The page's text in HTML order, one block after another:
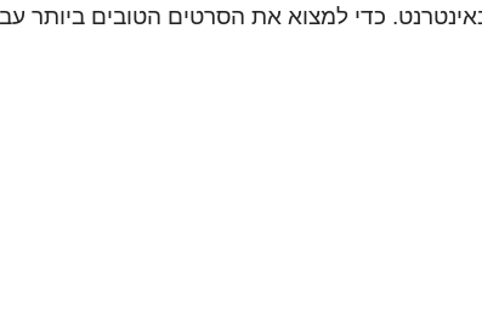
כדי למצוא את הסרטים הטובים ביותר